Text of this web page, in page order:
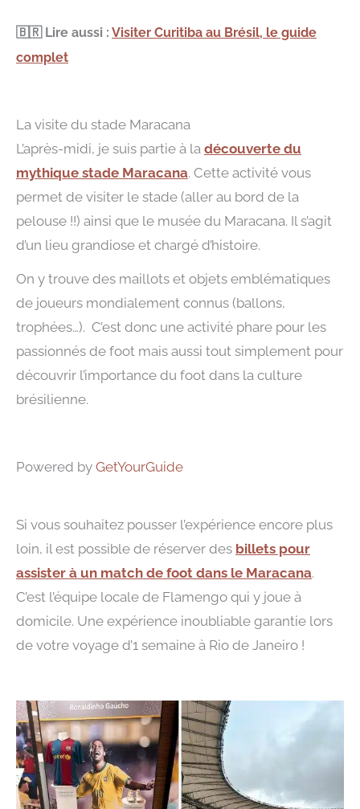
🇧🇷 Lire aussi : Visiter Curitiba au Brésil, le guide
complet
La visite du stade Maracana
L’après-midi, je suis partie à la découverte du
mythique stade Maracana. Cette activité vous
permet de visiter le stade (aller au bord de la
pelouse !!) ainsi que le musée du Maracana. Il s’agit
d’un lieu grandiose et chargé d’histoire.
On y trouve des maillots et objets emblématiques
de joueurs mondialement connus (ballons,
trophées…). C’est donc une activité phare pour les
passionnés de foot mais aussi tout simplement pour
découvrir l’importance du foot dans la culture
brésilienne.
Powered by GetYourGuide
Si vous souhaitez pousser l’expérience encore plus
loin, il est possible de réserver des billets pour
assister à un match de foot dans le Maracana.
C’est l’équipe locale de Flamengo qui y joue à
domicile. Une expérience inoubliable garantie lors
de votre voyage d’1 semaine à Rio de Janeiro !